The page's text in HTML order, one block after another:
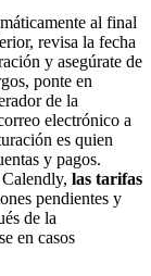
al final
revisa la fecha
y asegúrate de
ponte en
de la
electrónico a
es quien
y pagos.
las tarifas
pendientes y
de la
en casos